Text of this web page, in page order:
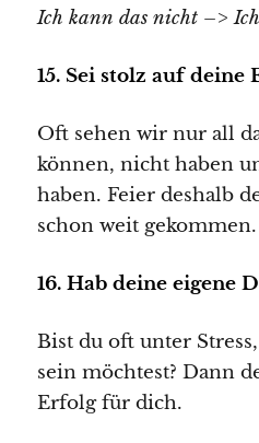
Ich kann das nicht –>
15. Sei stolz auf deine
Oft sehen wir nur all
können, nicht haben
haben. Feier deshalb
schon weit gekommen.
16. Hab deine eigene
Bist du oft unter
sein möchtest? Dann
Erfolg für dich.